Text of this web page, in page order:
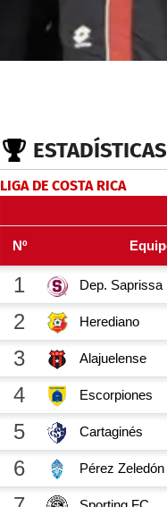
ESTADÍSTICAS
LIGA DE COSTA RICA